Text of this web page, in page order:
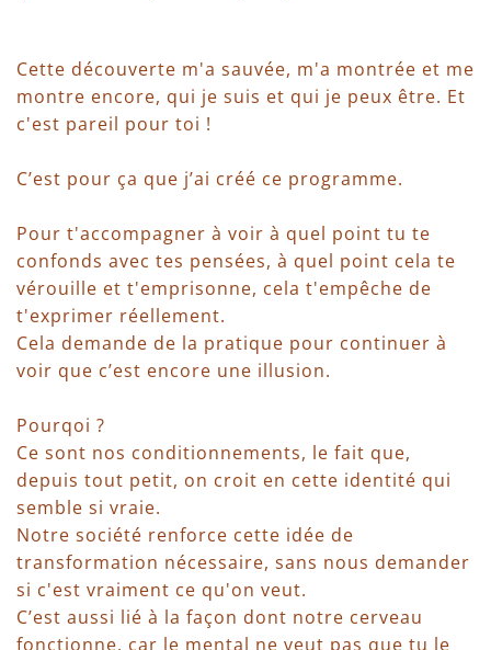
Cette découverte m'a sauvée, m'a montrée et me
montre encore, qui je suis et qui je peux être. Et
c'est pareil pour toi !
C’est pour ça que j’ai créé ce programme.
Pour t'accompagner à voir à quel point tu te
confonds avec tes pensées, à quel point cela te
vérouille et t'emprisonne, cela t'empêche de
t'exprimer réellement.
Cela demande de la pratique pour continuer à
voir que c’est encore une illusion.
Pourqoi ?
Ce sont nos conditionnements, le fait que,
depuis tout petit, on croit en cette identité qui
semble si vraie.
Notre société renforce cette idée de
transformation nécessaire, sans nous demander
si c'est vraiment ce qu'on veut.
C’est aussi lié à la façon dont notre cerveau
fonctionne, car le mental ne veut pas que tu le